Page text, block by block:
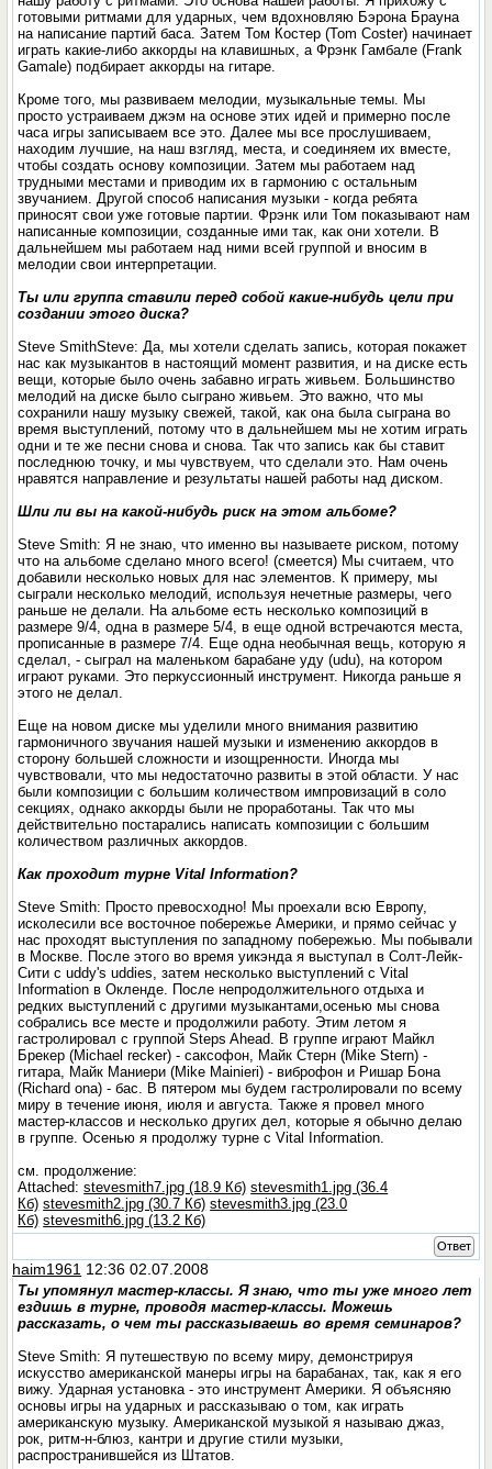
готовыми ритмами для ударных, чем вдохновляю Бэрона Брауна
на написание партий баса. Затем Том Костер (Tom Coster) начинает
играть какие-либо аккорды на клавишных, а Фрэнк Гамбале (Frank
Gamale) подбирает аккорды на гитаре.
Кроме того, мы развиваем мелодии, музыкальные темы. Мы
просто устраиваем джэм на основе этих идей и примерно после
часа игры записываем все это. Далее мы все прослушиваем,
находим лучшие, на наш взгляд, места, и соединяем их вместе,
чтобы создать основу композиции. Затем мы работаем над
трудными местами и приводим их в гармонию с остальным
звучанием. Другой способ написания музыки - когда ребята
приносят свои уже готовые партии. Фрэнк или Том показывают нам
написанные композиции, созданные ими так, как они хотели. В
дальнейшем мы работаем над ними всей группой и вносим в
мелодии свои интерпретации.
Ты или группа ставили перед собой какие-нибудь цели при
создании этого диска?
Steve SmithSteve: Да, мы хотели сделать запись, которая покажет
нас как музыкантов в настоящий момент развития, и на диске есть
вещи, которые было очень забавно играть живьем. Большинство
мелодий на диске было сыграно живьем. Это важно, что мы
сохранили нашу музыку свежей, такой, как она была сыграна во
время выступлений, потому что в дальнейшем мы не хотим играть
одни и те же песни снова и снова. Так что запись как бы ставит
последнюю точку, и мы чувствуем, что сделали это. Нам очень
нравятся направление и результаты нашей работы над диском.
Шли ли вы на какой-нибудь риск на этом альбоме?
Steve Smith: Я не знаю, что именно вы называете риском, потому
что на альбоме сделано много всего! (смеется) Мы считаем, что
добавили несколько новых для нас элементов. К примеру, мы
сыграли несколько мелодий, используя нечетные размеры, чего
раньше не делали. На альбоме есть несколько композиций в
размере 9/4, одна в размере 5/4, в еще одной встречаются места,
прописанные в размере 7/4. Еще одна необычная вещь, которую я
сделал, - сыграл на маленьком барабане уду (udu), на котором
играют руками. Это перкуссионный инструмент. Никогда раньше я
этого не делал.
Еще на новом диске мы уделили много внимания развитию
гармоничного звучания нашей музыки и изменению аккордов в
сторону большей сложности и изощренности. Иногда мы
чувствовали, что мы недостаточно развиты в этой области. У нас
были композиции с большим количеством импровизаций в соло
секциях, однако аккорды были не проработаны. Так что мы
действительно постарались написать композиции с большим
количеством различных аккордов.
Как проходит турне Vital Information?
Steve Smith: Просто превосходно! Мы проехали всю Европу,
исколесили все восточное побережье Америки, и прямо сейчас у
нас проходят выступления по западному побережью. Мы побывали
в Москве. После этого во время уикэнда я выступал в Солт-Лейк-
Сити с uddy's uddies, затем несколько выступлений с Vital
Information в Окленде. После непродолжительного отдыха и
редких выступлений с другими музыкантами,осенью мы снова
собрались все месте и продолжили работу. Этим летом я
гастролировал с группой Steps Ahead. В группе играют Майкл
Брекер (Michael recker) - саксофон, Майк Стерн (Mike Stern) -
гитара, Майк Маниери (Mike Mainieri) - виброфон и Ришар Бона
(Richard ona) - бас. В пятером мы будем гастролировали по всему
миру в течение июня, июля и августа. Также я провел много
мастер-классов и несколько других дел, которые я обычно делаю
в группе. Осенью я продолжу турне с Vital Information.
см. продолжение:
Attached:stevesmith7.jpg (18.9 Кб) stevesmith1.jpg (36.4
Кб) stevesmith2.jpg (30.7 Кб) stevesmith3.jpg (23.0
Кб) stevesmith6.jpg (13.2 Кб)
Ответ
haim1961 12:36 02.07.2008
Ты упомянул мастер-классы. Я знаю, что ты уже много лет
ездишь в турне, проводя мастер-классы. Можешь
рассказать, о чем ты рассказываешь во время семинаров?
Steve Smith: Я путешествую по всему миру, демонстрируя
искусство американской манеры игры на барабанах, так, как я его
вижу. Ударная установка - это инструмент Америки. Я объясняю
основы игры на ударных и рассказываю о том, как играть
американскую музыку. Американской музыкой я называю джаз,
рок, ритм-н-блюз, кантри и другие стили музыки,
распространившейся из Штатов.